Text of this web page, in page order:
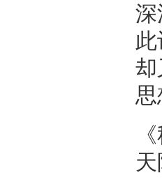
深
却